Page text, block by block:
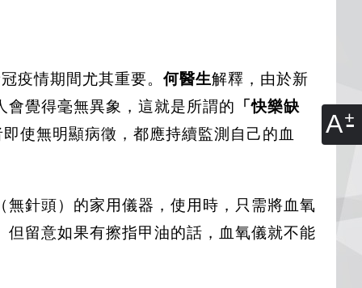
A
疫情期間尤其重要。 何醫生解釋，由於新
覺得毫無異象，這就是所謂的 「快樂缺
使無明顯病徵，都應持續監測自己的血
針頭）的家用儀器，使用時，只需將血氧
留意如果有擦指甲油的話，血氧儀就不能